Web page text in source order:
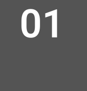
01